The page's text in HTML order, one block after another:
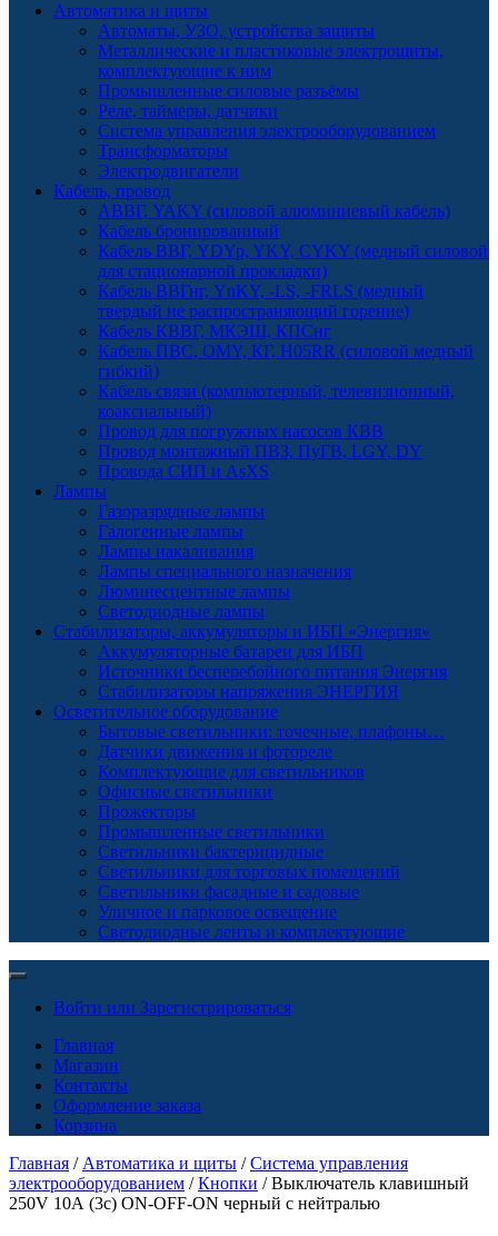
Автоматика и щиты
Автоматы, УЗО, устройства защиты
Металлические и пластиковые электрощиты,
комплектующие к ним
Промышленные силовые разъёмы
Реле, таймеры, датчики
Система управления электрооборудованием
Трансформаторы
Электродвигатели
Кабель, провод
АВВГ, YAKY (силовой алюминиевый кабель)
Кабель бронированный
Кабель ВВГ, YDYp, YKY, CYKY (медный силовой
для стационарной прокладки)
Кабель ВВГнг, YnKY, -LS, -FRLS (медный
твердый не распространяющий горение)
Кабель КВВГ, МКЭШ, КПСнг
Кабель ПВС, OMY, КГ, H05RR (силовой медный
гибкий)
Кабель связи (компьютерный, телевизионный,
коаксиальный)
Провод для погружных насосов КВВ
Провод монтажный ПВЗ, ПуГВ, LGY, DY
Провода СИП и AsXS
Лампы
Газоразрядные лампы
Галогенные лампы
Лампы накаливания
Лампы специального назначения
Люминесцентные лампы
Светодиодные лампы
Стабилизаторы, аккумуляторы и ИБП «Энергия»
Аккумуляторные батареи для ИБП
Источники бесперебойного питания Энергия
Стабилизаторы напряжения ЭНЕРГИЯ
Осветительное оборудование
Бытовые светильники: точечные, плафоны…
Датчики движения и фотореле
Комплектующие для светильников
Офисные светильники
Прожекторы
Промышленные светильники
Светильники бактерицидные
Светильники для торговых помещений
Светильники фасадные и садовые
Уличное и парковое освещение
Светодиодные ленты и комплектующие
Войти или Зарегистрироваться
Главная
Магазин
Контакты
Оформление заказа
Корзина
Главная / Автоматика и щиты /Система управления
электрооборудованием /Кнопки / Выключатель клавишный
250V 10А (3с) ON-OFF-ON черный с нейтралью